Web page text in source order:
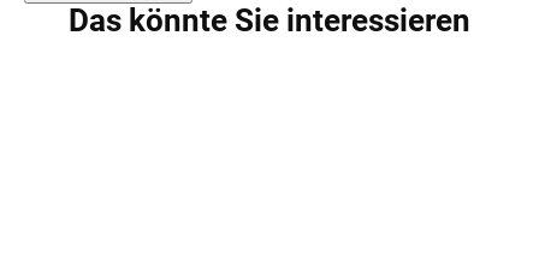
Das könnte Sie interessieren